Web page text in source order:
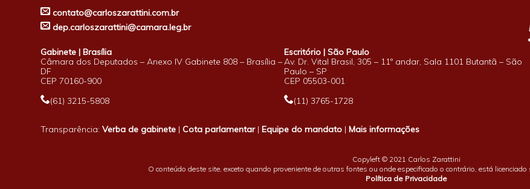
contato@carloszarattini.com.br
dep.carloszarattini@camara.leg.br
Gabinete | Brasília
Câmara dos Deputados – Anexo IV Gabinete 808 – Brasília –
DF
CEP 70160-900
(61) 3215-5808
Escritório | São Paulo
Av. Dr. Vital Brasil, 305 – 11º andar, Sala 1101 Butantã – São
Paulo – SP
CEP 05503-001
(11) 3765-1728
Transparência:Verba de gabinete |Cota parlamentar|Equipe do mandato |Mais informações
Copyleft © 2021 Carlos Zarattini
O conteúdo deste site, exceto quando proveniente de outras fontes ou onde especificado o contrário, está licenciado
Política de Privacidade